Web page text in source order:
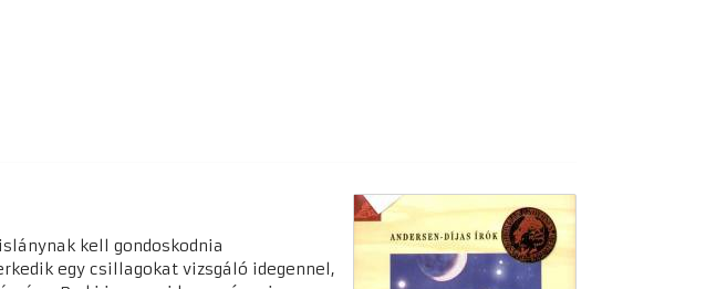
kell gondoskodnia
egy csillagokat vizsgáló idegennel,